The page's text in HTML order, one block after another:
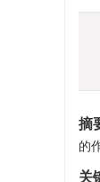
摘
的
关